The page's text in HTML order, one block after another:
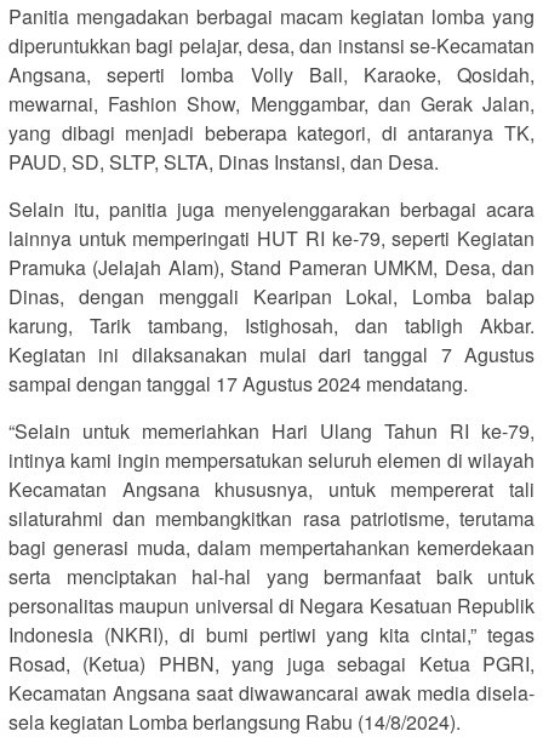
Panitia mengadakan berbagai macam kegiatan lomba yang
diperuntukkan bagi pelajar, desa, dan instansi se-Kecamatan
Angsana, seperti lomba Volly Ball, Karaoke, Qosidah,
mewarnai, Fashion Show, Menggambar, dan Gerak Jalan,
yang dibagi menjadi beberapa kategori, di antaranya TK,
PAUD, SD, SLTP, SLTA, Dinas Instansi, dan Desa.
Selain itu, panitia juga menyelenggarakan berbagai acara
lainnya untuk memperingati HUT RI ke-79, seperti Kegiatan
Pramuka (Jelajah Alam), Stand Pameran UMKM, Desa, dan
Dinas, dengan menggali Kearipan Lokal, Lomba balap
karung, Tarik tambang, Istighosah, dan tabligh Akbar.
Kegiatan ini dilaksanakan mulai dari tanggal 7 Agustus
sampai dengan tanggal 17 Agustus 2024 mendatang.
“Selain untuk memeriahkan Hari Ulang Tahun RI ke-79,
intinya kami ingin mempersatukan seluruh elemen di wilayah
Kecamatan Angsana khususnya, untuk mempererat tali
silaturahmi dan membangkitkan rasa patriotisme, terutama
bagi generasi muda, dalam mempertahankan kemerdekaan
serta menciptakan hal-hal yang bermanfaat baik untuk
personalitas maupun universal di Negara Kesatuan Republik
Indonesia (NKRI), di bumi pertiwi yang kita cintai,” tegas
Rosad, (Ketua) PHBN, yang juga sebagai Ketua PGRI,
Kecamatan Angsana saat diwawancarai awak media disela-
sela kegiatan Lomba berlangsung Rabu (14/8/2024).